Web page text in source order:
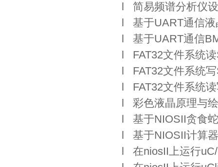
l 简易频谱分析仪
l 基于UART通信液
l 基于UART通信
l FAT32文件系统
l FAT32文件系统
l FAT32文件系统
l 彩色液晶原理与
l 基于NIOSII贪食
l 基于NIOSII计算
l 在niosII上运行